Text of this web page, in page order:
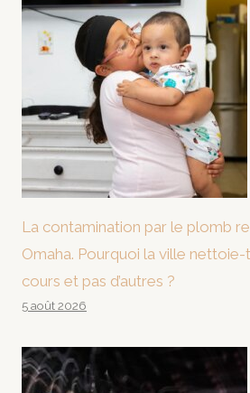
La contamination par le plomb
Omaha. Pourquoi la ville
cours et pas d’autres ?
5 août 2026